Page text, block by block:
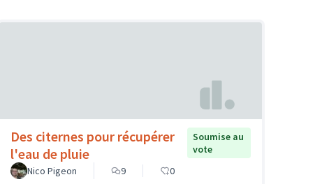
Des citernes pour récupérer
l'eau de pluie
Soumise au
vote
Nico Pigeon
9 0